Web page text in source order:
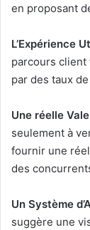
en proposant
L’Expérience
parcours client
par des taux
Une réelle
seulement à
fournir une
des
Un Système
suggère une